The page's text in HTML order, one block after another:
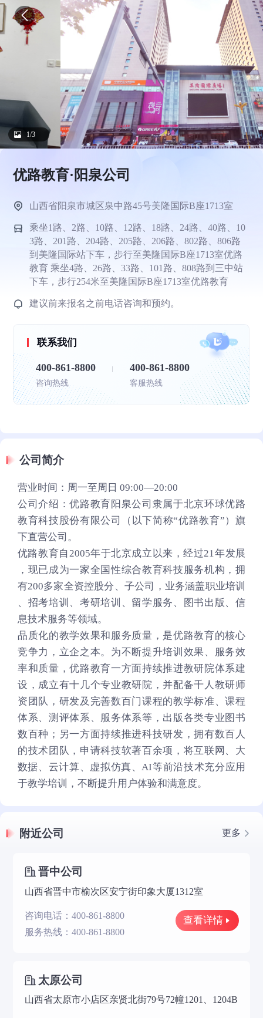
1/3
优路教育·阳泉公司
山西省阳泉市城区泉中路45号美隆国际B座1713室
乘坐1路、2路、10路、12路、18路、24路、40路、10
3路、201路、204路、205路、206路、802路、806路
到美隆国际站下车，步行至美隆国际B座1713室优路
教育 乘坐4路、26路、33路、101路、808路到三中站
下车，步行254米至美隆国际B座1713室优路教育
建议前来报名之前电话咨询和预约。
联系我们
400-861-8800
咨询热线
400-861-8800
客服热线
公司简介
营业时间：周一至周日 09:00—20:00
公司介绍：优路教育阳泉公司隶属于北京环球优路
教育科技股份有限公司（以下简称“优路教育”）旗
下直营公司。
优路教育自2005年于北京成立以来，经过21年发展
，现已成为一家全国性综合教育科技服务机构，拥
有200多家全资控股分、子公司，业务涵盖职业培训
、招考培训、考研培训、留学服务、图书出版、信
息技术服务等领域。
品质化的教学效果和服务质量，是优路教育的核心
竞争力，立企之本。为不断提升培训效果、服务效
率和质量，优路教育一方面持续推进教研院体系建
设，成立有十几个专业教研院，并配备千人教研师
资团队，研发及完善数百门课程的教学标准、课程
体系、测评体系、服务体系等，出版各类专业图书
数百种；另一方面持续推进科技研发，拥有数百人
的技术团队，申请科技软著百余项，将互联网、大
数据、云计算、虚拟仿真、AI等前沿技术充分应用
于教学培训，不断提升用户体验和满意度。
附近公司 更多
晋中公司
山西省晋中市榆次区安宁街印象大厦1312室
咨询电话：400-861-8800
服务热线：400-861-8800
查看详情
太原公司
山西省太原市小店区亲贤北街79号72幢1201、1204B